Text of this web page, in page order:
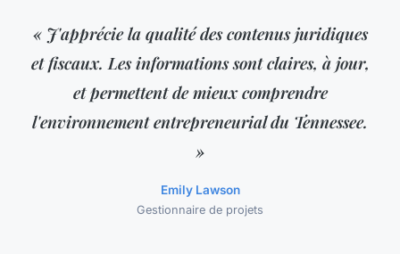
« J'apprécie la qualité des contenus juridiques
et fiscaux. Les informations sont claires, à jour,
et permettent de mieux comprendre
l'environnement entrepreneurial du Tennessee.
»
Emily Lawson
Gestionnaire de projets